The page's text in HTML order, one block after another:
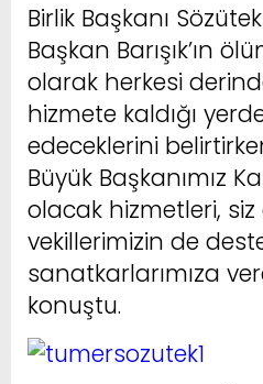
Birlik Başkanı
Başkan Barışık’ın
olarak herkesi
hizmete kaldığı
edeceklerini
Büyük Başkanımız
olacak hizmetleri,
vekillerimizin de
sanatkarlarımıza
konuştu.